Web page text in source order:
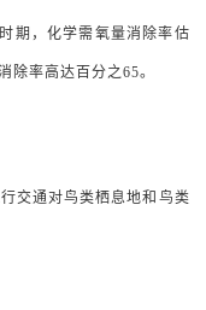
期，化学需氧量消除率估
除率高达百分之65。
交通对鸟类栖息地和鸟类